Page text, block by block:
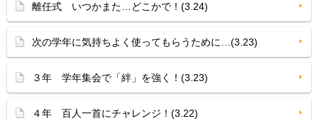
離任式 いつかまた…どこかで！(3.24)
次の学年に気持ちよく使ってもらうために…(3.23)
３年 学年集会で「絆」を強く！(3.23)
４年 百人一首にチャレンジ！(3.22)